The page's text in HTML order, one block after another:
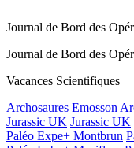
Journal de Bord des
Journal de Bord des
Vacances Scientifiques
Archosaures Emosson
Jurassic UK Jurassic UK
Paléo Expe+ Montbrun